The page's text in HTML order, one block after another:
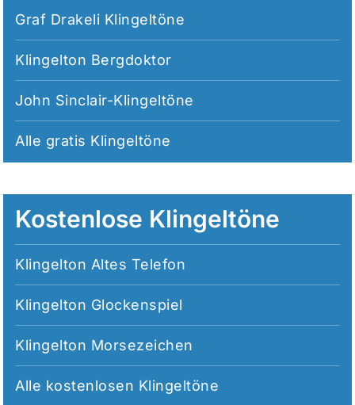
Graf Drakeli Klingeltöne
Klingelton Bergdoktor
John Sinclair-Klingeltöne
Alle gratis Klingeltöne
Kostenlose Klingeltöne
Klingelton Altes Telefon
Klingelton Glockenspiel
Klingelton Morsezeichen
Alle kostenlosen Klingeltöne